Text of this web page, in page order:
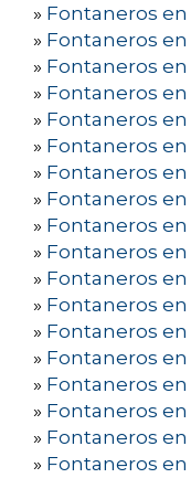
» Fontaneros en
» Fontaneros
» Fontaneros en
» Fontaneros en
» Fontaneros en
» Fontaneros
» Fontaneros en
» Fontaneros en
» Fontaneros en
» Fontaneros en
» Fontaneros
» Fontaneros
» Fontaneros en
» Fontaneros en
» Fontaneros en
» Fontaneros en
» Fontaneros en
» Fontaneros en